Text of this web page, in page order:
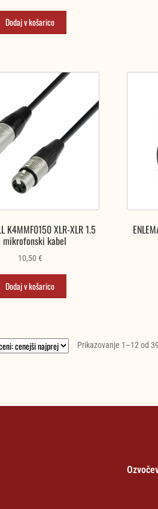
Dodaj v košarico
K4MMF0150 XLR-XLR 1.5
mikrofonski kabel
10,50 €
Dodaj v košarico
Prikazovanje 1–12 od